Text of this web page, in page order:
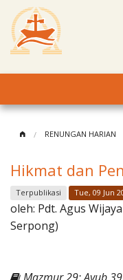
Klasis dan Jemaat
Berita Kegiatan
RENUNGAN HARIAN
Hikmat dan
Terpublikasi Tue, 09 Jun
oleh: Pdt. Agus
Serpong)